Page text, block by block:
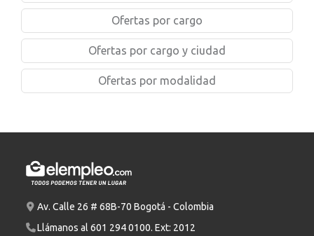
Ofertas por cargo
Ofertas por cargo y ciudad
Ofertas por modalidad
Av. Calle 26 # 68B-70 Bogotá - Colombia
Llámanos al 601 294 0100. Ext: 2012